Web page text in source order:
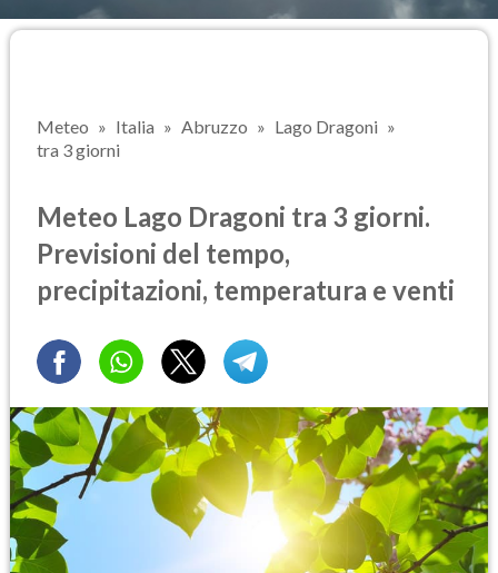
Meteo Italia Abruzzo
Lago Dragoni
tra 3 giorni
Meteo Lago Dragoni tra 3 giorni.
Previsioni del tempo,
precipitazioni, temperatura e venti